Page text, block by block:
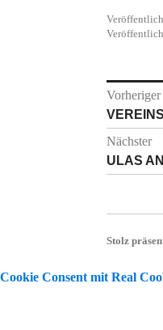
Vorheriger
Beitrag:
Nächster
Nächster
Beitrag:
ULAS
Stolz
Cookie Consent mit Real